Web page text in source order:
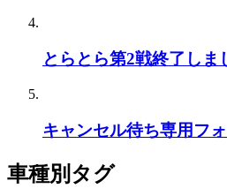
とらとら第2戦終了しま
キャンセル待ち専用フ
車種別タグ